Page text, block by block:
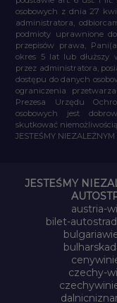
osobowych z dnia 27
administratora,
podmioty uprawnione
przepisów prawa,
okres 5 lat lub dłuższy
przez administratora,
dostępu do danych
ograniczenia
Prezesa Urzędu
osobowych jest
skutkować
JESTEŚMY
JESTEŚMY
austria-
bilet-
czechy-